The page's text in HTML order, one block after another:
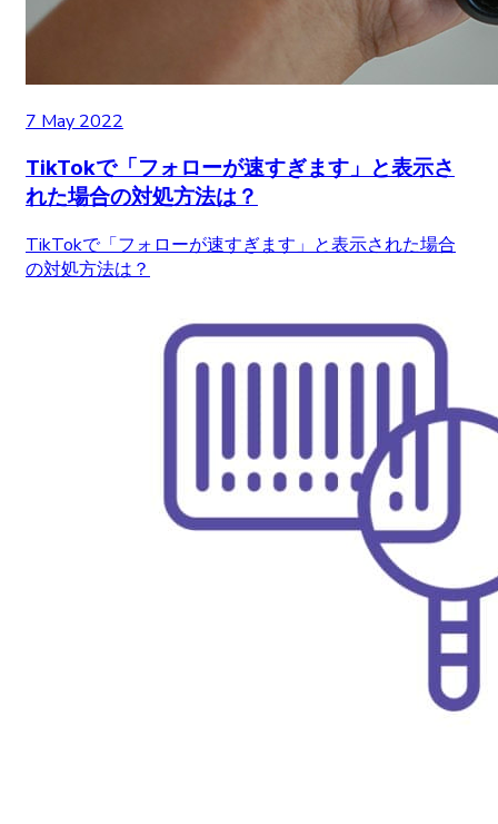
7 May 2022
TikTokで「フォローが速すぎます」と表示さ
れた場合の対処方法は？
TikTokで「フォローが速すぎます」と表示された場合
の対処方法は？